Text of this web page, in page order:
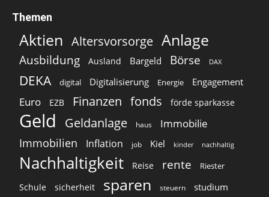
Themen
Aktien Altersvorsorge Anlage
Ausbildung Ausland Bargeld Börse DAX
DEKA digital Digitalisierung Energie Engagement
Euro EZB Finanzen fonds förde sparkasse
Geld Geldanlage haus Immobilie
Immobilien Inflation job Kiel kinder nachhaltig
Nachhaltigkeit Reise rente Riester
Schule sicherheit sparen steuern studium